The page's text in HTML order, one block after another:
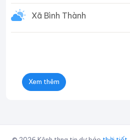
Xã Bình Thành
Xem thêm